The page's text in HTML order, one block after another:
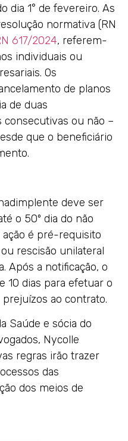
dia 1° de fevereiro. As
normativa (RN
617/2024, referem-
individuais ou
Os
de planos
de duas
consecutivas ou não –
que o beneficiário
deve ser
o 50º dia do não
ação é pré-requisito
rescisão unilateral
Após a notificação, o
10 dias para efetuar o
ao contrato.
Saúde e sócia do
Nycolle
regras irão trazer
das
dos meios de